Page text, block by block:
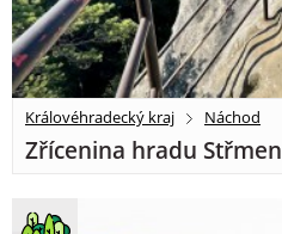
Královéhradecký kraj Náchod
Zřícenina hradu Střmen